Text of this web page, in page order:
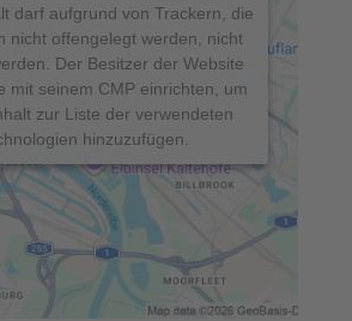
darf aufgrund von Trackern, die
nicht offengelegt werden, nicht
Der Besitzer der Website
mit seinem CMP einrichten, um
zur Liste der verwendeten
hinzuzufügen.